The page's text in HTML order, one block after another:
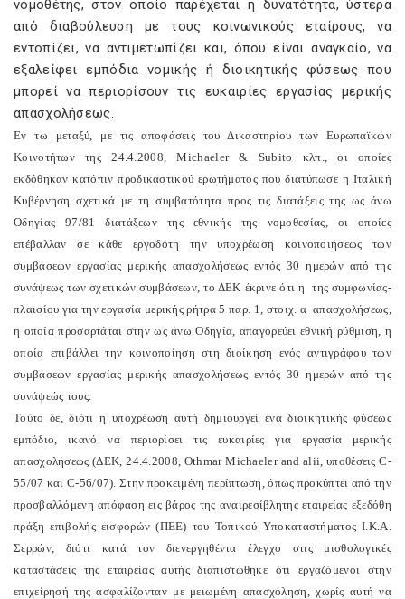
νομοθέτης, στον οποίο παρέχεται η δυνατότητα, ύστερα
από διαβούλευση με τους κοινωνικούς εταίρους, να
εντοπίζει, να αντιμετωπίζει και, όπου είναι αναγκαίο, να
εξαλείφει εμπόδια νομικής ή διοικητικής φύσεως που
μπορεί να περιορίσουν τις ευκαιρίες εργασίας μερικής
απασχολήσεως.
Εν τω μεταξύ, με τις αποφάσεις του Δικαστηρίου των Ευρωπαϊκών
Κοινοτήτων της 24.4.2008,Michaeler& Subito
κλπ., οι οποίες
εκδόθηκαν κατόπιν προδικαστικού ερωτήματος που διατύπωσε η Ιταλική
Κυβέρνηση σχετικά με τη συμβατότητα προς τις διατάξεις της ως άνω
Οδηγίας 97/81 διατάξεων της εθνικής της νομοθεσίας, οι οποίες
επέβαλλαν σε κάθε εργοδότη την υποχρέωση κοινοποιήσεως των
συμβάσεων εργασίας μερικής απασχολήσεως εντός 30 ημερών από της
συνάψεως των σχετικών συμβάσεων, το ΔΕΚ έκρινε ότι η
της συμφωνίας-
πλαισίου για την εργασία μερικής ρήτρα 5 παρ. 1, στοιχ. α απασχολήσεως,
η οποία προσαρτάται στην ως άνω Οδηγία, απαγορεύει εθνική ρύθμιση, η
οποία επιβάλλει την κοινοποίηση στη διοίκηση ενός αντιγράφου των
συμβάσεων εργασίας μερικής απασχολήσεως εντός 30 ημερών από της
συνάψεώς τους.
Τούτο δε, διότι η υποχρέωση αυτή δημιουργεί ένα διοικητικής φύσεως
εμπόδιο, ικανό να περιορίσει τις ευκαιρίες για εργασία μερικής
απασχολήσεως (ΔΕΚ, 24.4.2008, Othmar Michaeler and alii, υποθέσειςC-
55/07 καιC-56/07). Στην προκειμένη περίπτωση, όπως προκύπτει από την
προσβαλλόμενη απόφαση εις βάρος της αναιρεσίβλητης εταιρείας εξεδόθη
πράξη επιβολής εισφορών (ΠΕΕ) του Τοπικού Υποκαταστήματος Ι.Κ.Α.
Σερρών, διότι κατά τον διενεργηθέντα έλεγχο στις μισθολογικές
καταστάσεις της εταιρείας αυτής διαπιστώθηκε ότι εργαζόμενοι στην
επιχείρησή της ασφαλίζονταν με μειωμένη απασχόληση, χωρίς αυτή να